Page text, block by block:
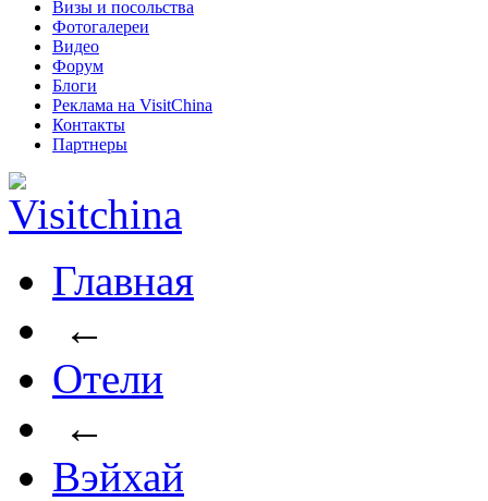
Визы и посольства
Фотогалереи
Видео
Форум
Блоги
Реклама на VisitChina
Контакты
Партнеры
Главная
←
Отели
←
Вэйхай